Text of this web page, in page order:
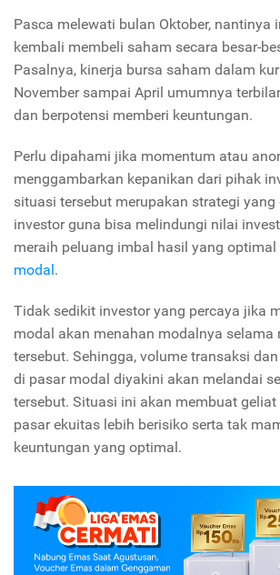
Pasca melewati bulan Oktober, nantinya
kembali membeli saham secara besar-
Pasalnya, kinerja bursa saham dalam
November sampai April umumnya
dan berpotensi memberi keuntungan.
Perlu dipahami jika momentum atau
menggambarkan kepanikan dari pihak
situasi tersebut merupakan strategi yang
investor guna bisa melindungi nilai
meraih peluang imbal hasil yang optimal
modal.
Tidak sedikit investor yang percaya jika
modal akan menahan modalnya selama
tersebut. Sehingga, volume transaksi
di pasar modal diyakini akan melandai
tersebut. Situasi ini akan membuat
pasar ekuitas lebih berisiko serta tak
keuntungan yang optimal.